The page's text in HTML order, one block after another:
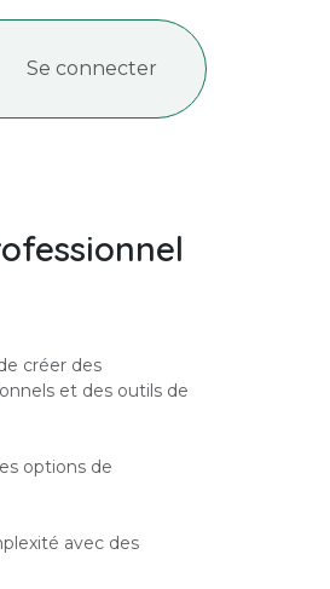
Recrutement
Se connecter
créer des
et des outils de
options de
avec des